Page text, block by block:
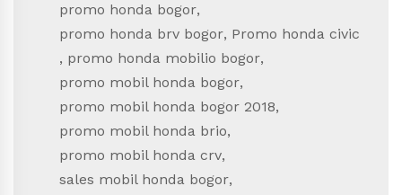
promo honda bogor,
promo honda brv bogor, Promo honda civic
, promo honda mobilio bogor,
promo mobil honda bogor,
promo mobil honda bogor 2018,
promo mobil honda brio,
promo mobil honda crv,
sales mobil honda bogor,